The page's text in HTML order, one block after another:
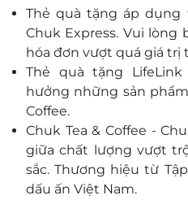
20 Trần Cao Vân, P. Đa
346 Bến Vân Đồn, P. 1,
130 Phổ Quang, phường 9,
Minh
507 Lê Quang Định, P. 1,
61 Bà Huyện Thanh Quan,
168 Nguyễn Văn Nghi, P.5,
Minh
SAV3-00.14, 28 Mai Chí Thọ,
Thẻ quà tặng áp dụng
Chuk Express. Vui lòng
hóa đơn vượt quá giá trị
Thẻ quà tặng
hưởng những sản
Coffee.
Chuk Tea & Coffee -
giữa chất lượng vượt
sắc. Thương hiệu từ
dấu ấn Việt Nam.